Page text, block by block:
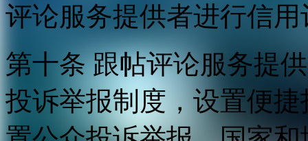
评论服务提供者进行信用
第十条 跟帖评论服务提
投诉举报制度，设置便